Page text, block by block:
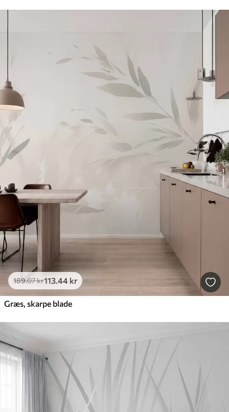
189.07kr113.44 kr
Græs, skarpe blade